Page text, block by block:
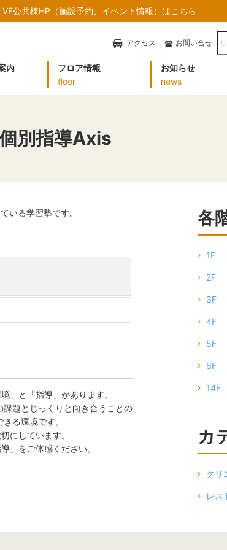
公共棟HP（施設予約、イベント情報）はこちら
内
フロア情報
floor
お知らせ
news
アクセス お問い合せ
別指導Axis
いる学習塾です。
」と「指導」があります。
課題とじっくりと向き合うことの
る環境です。
にしています。
」をご体感ください。
各
1F
2F
3F
4F
5F
6F
14F
カ
クリ
レス